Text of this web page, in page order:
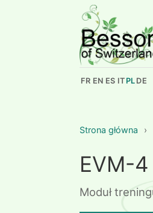
FR EN ES IT PL DE
Strona główna ›
EVM-4
Moduł